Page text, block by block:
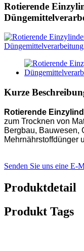
Rotierende
Kurze
Rotierende
zum Trocknen von
Bergbau, Bauwesen,
Mehrnährstoffdünger
Senden Sie uns eine E-
Produktdetail
Produkt Tags